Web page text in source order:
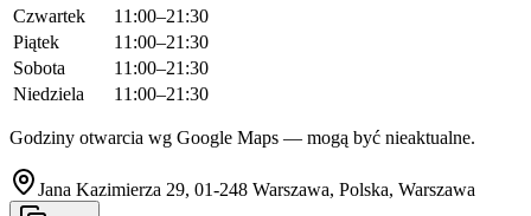
Czwartek
11:00–21:30
Piątek
11:00–21:30
Sobota
11:00–21:30
Niedziela
11:00–21:30
Godziny otwarcia wg Google Maps — mogą być nieaktualne.
Jana Kazimierza 29, 01-248 Warszawa, Polska, Warszawa